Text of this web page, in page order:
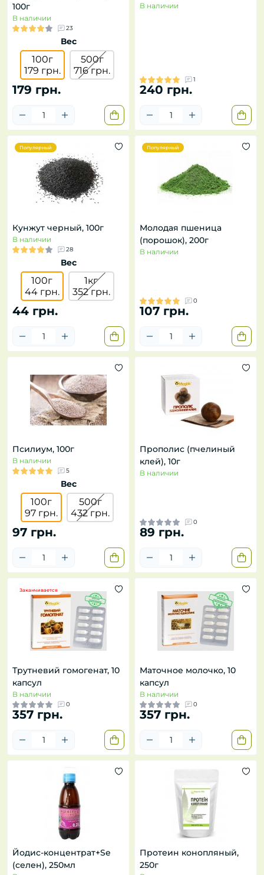
100г
В наличии
23
Вес
100г
179 грн.
500г
716 грн.
179 грн.
В наличии
1
240 грн.
Популярный
Кунжут черный, 100г
В наличии
28
Вес
100г
44 грн.
1кг
352 грн.
44 грн.
Популярный
Молодая пшеница
(порошок), 200г
В наличии
0
107 грн.
Псилиум, 100г
В наличии
5
Вес
100г
97 грн.
500г
432 грн.
97 грн.
Прополис (пчелиный
клей), 10г
В наличии
0
89 грн.
Заканчивается
Трутневий гомогенат, 10
капсул
В наличии
0
357 грн.
Маточное молочко, 10
капсул
В наличии
0
357 грн.
Йодис-концентрат+Se
(селен), 250мл
Протеин конопляный,
250г